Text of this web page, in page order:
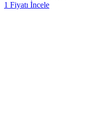
1 Fiyatı İncele